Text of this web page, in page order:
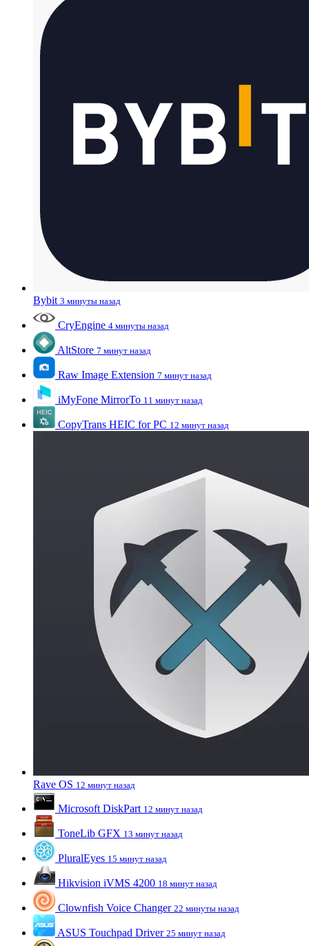
Bybit 3 минуты назад
CryEngine 4 минуты назад
AltStore 7 минут назад
Raw Image Extension 7 минут назад
iMyFone MirrorTo 11 минут назад
CopyTrans HEIC for PC 12 минут назад
Rave OS 12 минут назад
Microsoft DiskPart 12 минут назад
ToneLib GFX 13 минут назад
PluralEyes 15 минут назад
Hikvision iVMS 4200 18 минут назад
Clownfish Voice Changer 22 минуты назад
ASUS Touchpad Driver 25 минут назад